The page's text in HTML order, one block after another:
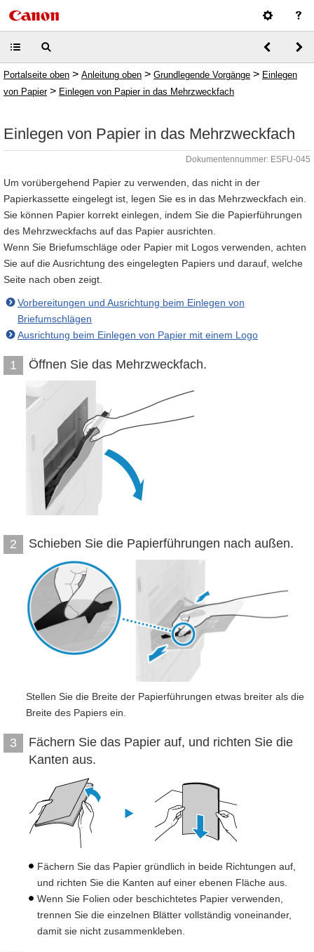
Portalseite oben > Anleitung oben > Grundlegende Vorgänge > Einlegen
von Papier> Einlegen von Papier in das Mehrzweckfach
Einlegen von Papier in das Mehrzweckfach
Dokumentennummer: ESFU-045
Um vorübergehend Papier zu verwenden, das nicht in der
Papierkassette eingelegt ist, legen Sie es in das Mehrzweckfach ein.
Sie können Papier korrekt einlegen, indem Sie die Papierführungen
des Mehrzweckfachs auf das Papier ausrichten.
Wenn Sie Briefumschläge oder Papier mit Logos verwenden, achten
Sie auf die Ausrichtung des eingelegten Papiers und darauf, welche
Seite nach oben zeigt.
Vorbereitungen und Ausrichtung beim Einlegen von
Briefumschlägen
Ausrichtung beim Einlegen von Papier mit einem Logo
1 Öffnen Sie das Mehrzweckfach.
2 Schieben Sie die Papierführungen nach außen.
Stellen Sie die Breite der Papierführungen etwas breiter als die
Breite des Papiers ein.
3
Fächern Sie das Papier auf, und richten Sie die
Kanten aus.
Fächern Sie das Papier gründlich in beide Richtungen auf,
und richten Sie die Kanten auf einer ebenen Fläche aus.
Wenn Sie Folien oder beschichtetes Papier verwenden,
trennen Sie die einzelnen Blätter vollständig voneinander,
damit sie nicht zusammenkleben.